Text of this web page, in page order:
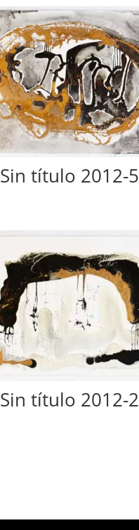
Sin título 2012-5
Sin título 2012-2